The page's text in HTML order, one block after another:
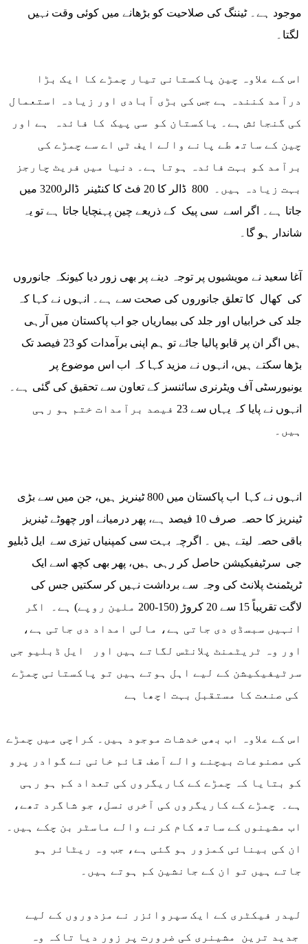
موجود ہے۔ ٹیننگ کی صلاحیت کو بڑھانے میں کوئی وقت نہیں
اس کے علاوہ چین پاکستانی تیار چمڑے کا ایک بڑا
درآمد کنندہ ہے جس کی بڑی آبادی اور زیادہ استعمال
کی گنجائش ہے۔ پاکستان کو سی پیک کا فائدہ ہے اور
چین کے ساتھ طے پانے والے ایف ٹی اے سے چمڑے کی
برآمد کو بہت فائدہ ہوتا ہے۔ دنیا میں فریٹ چارجز
بہت زیادہ ہیں۔ 800 ڈالر کا 20 فٹ کا کنٹینر ڈالر3200 میں
جاتا ہے۔ اگر اسے سی پیک کے ذریعے چین پہنچایا جاتا ہے تو یہ
شاندار ہو گا۔
آغا سعید نے مویشیوں پر توجہ دینے پر بھی زور دیا کیونکہ جانوروں
کی کھال کا تعلق جانوروں کی صحت سے ہے۔ انہوں نے کہا کہ
جلد کی خرابیاں اور جلد کی بیماریاں جو اب پاکستان میں آرہی
ہیں اگر ان پر قابو پالیا جائے تو ہم اپنی برآمدات کو 23 فیصد تک
بڑھا سکتے ہیں، انہوں نے مزید کہا کہ اب اس موضوع پر
یونیورسٹی آف ویٹرنری سائنسز کے تعاون سے تحقیق کی گئی ہے۔
انہوں نے پایا کہ یہاں سے 23 فیصد برآمدات ختم ہو رہی
ہیں۔
ٹینریز کا حصہ صرف 10 فیصد ہے، پھر درمیانے اور چھوٹے ٹینریز
باقی حصہ لیتے ہیں ۔ اگرچہ بہت سی کمپنیاں تیزی سے ایل ڈبلیو
جی سرٹیفیکیشن حاصل کر رہی ہیں، پھر بھی کچھ اسے ایک
ٹریٹمنٹ پلانٹ کی وجہ سے برداشت نہیں کر سکتیں جس کی
لاگت تقریباً 15 سے 20 کروڑ (150-200 ملین روپے) ہے۔ اگر
انہیں سبسڈی دی جاتی ہے، مالی امداد دی جاتی ہے،
اور وہ ٹریٹمنٹ پلانٹس لگاتے ہیں اور ایل ڈبلیو جی
سرٹیفیکیشن کے لیے اہل ہوتے ہیں تو پاکستانی چمڑے
اس کے علاوہ اب بھی خدشات موجود ہیں۔ کراچی میں چمڑے
کی مصنوعات بیچنے والے آصف قائم خانی نے گوادر پرو
کو بتایا کہ چمڑے کے کاریگروں کی تعداد کم ہو رہی
ہے۔ چمڑے کے کاریگروں کی آخری نسل، جو شاگرد تھے،
اب مشینوں کے ساتھ کام کرنے والے ماسٹر بن چکے ہیں۔
ان کی بینائی کمزور ہو گئی ہے، جب وہ ریٹائر ہو
جاتے ہیں تو ان کے جانشین کم ہوتے ہیں۔
جدید ترین مشینری کی ضرورت پر زور دیا تاکہ وہ